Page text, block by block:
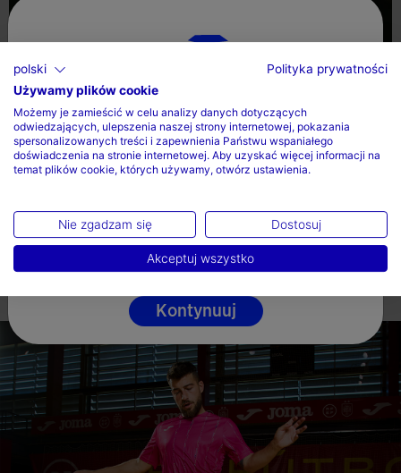
Wybierz kraj oraz język
Kraj
Polska
Język
Polski
Kontynuuj
polski
Polityka prywatności
Używamy plików cookie
Możemy je zamieścić w celu analizy danych dotyczących
odwiedzających, ulepszenia naszej strony internetowej, pokazania
spersonalizowanych treści i zapewnienia Państwu wspaniałego
doświadczenia na stronie internetowej. Aby uzyskać więcej informacji na
temat plików cookie, których używamy, otwórz ustawienia.
Nie zgadzam się Dostosuj
Akceptuj wszystko